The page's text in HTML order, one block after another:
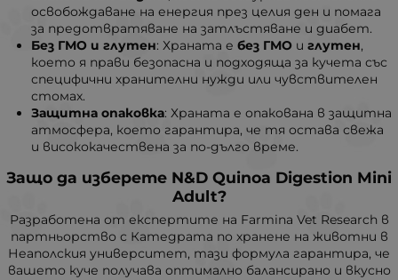
освобождаване на енергия през целия ден и помага
за предотвратяване на затлъстяване и диабет.
Без ГМО и глутен: Храната е без ГМО и глутен,
което я прави безопасна и подходяща за кучета със
специфични хранителни нужди или чувствителен
стомах.
Защитна опаковка: Храната е опакована в защитна
атмосфера, което гарантира, че тя остава свежа
и висококачествена за по-дълго време.
Защо да изберете N&D Quinoa Digestion Mini
Adult?
Разработена от експертите на Farmina Vet Research в
партньорство с Катедрата по хранене на животни в
Неаполския университет, тази формула гарантира, че
вашето куче получава оптимално балансирано и вкусно